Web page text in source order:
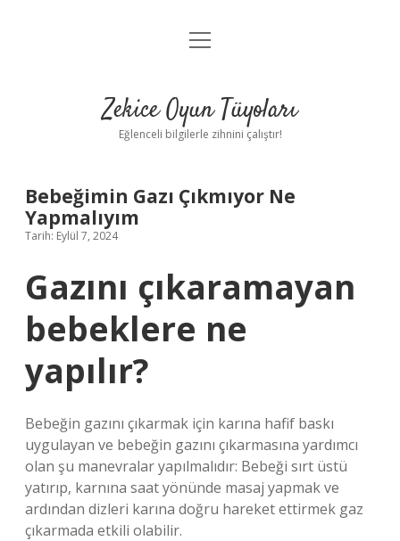
Anasayfa
Yasal Uyarı
menüyü
Zekice Oyun Tüyoları
Eğlenceli bilgilerle zihnini çalıştır!
Bebeğimin Gazı Çıkmıyor Ne
Yapmalıyım
Tarih: Eylül 7, 2024
Gazını çıkaramayan
bebeklere ne
yapılır?
Bebeğin gazını çıkarmak için karına hafif baskı
uygulayan ve bebeğin gazını çıkarmasına yardımcı
olan şu manevralar yapılmalıdır: Bebeği sırt üstü
yatırıp, karnına saat yönünde masaj yapmak ve
ardından dizleri karına doğru hareket ettirmek gaz
çıkarmada etkili olabilir.